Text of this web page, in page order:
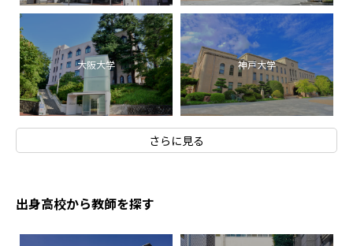
大阪大学 神戸大学
さらに見る
出身高校から教師を探す